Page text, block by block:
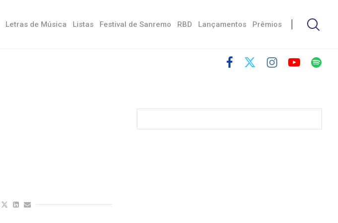
Letras de Música Listas Festival de Sanremo RBD Lançamentos Prêmios